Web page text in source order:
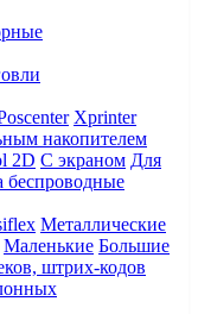
Xprinter
накопителем
2D С экраном Для
беспроводные
Металлические
Маленькие Большие
штрих-кодов